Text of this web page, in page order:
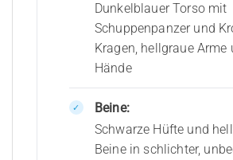
Dunkelblauer Torso mit
Schuppenpanzer und
Kragen, hellgraue Arme
Hände
Beine:
Schwarze Hüfte und
Beine in schlichter,